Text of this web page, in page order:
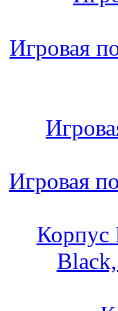
Игровая
Игровая
Корпус